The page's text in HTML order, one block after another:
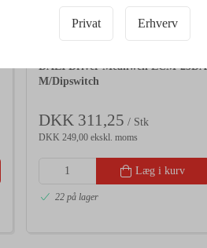
Privat Erhverv
DALI Driver Meanwell LCM-25DA
M/Dipswitch
DKK 311,25 / Stk
DKK 249,00 ekskl. moms
Læg i kurv
22 på lager